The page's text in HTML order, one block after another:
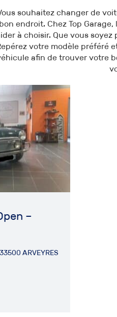
souhaitez changer de
bon endroit. Chez Top
à choisir. Que vous soyez
votre modèle préféré
afin de trouver votre
–
ARVEYRES